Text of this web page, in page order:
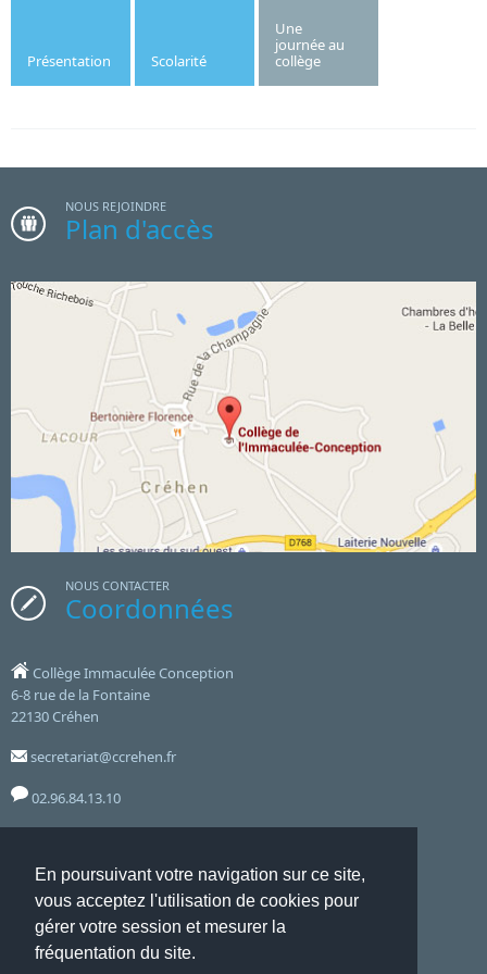
En poursuivant votre navigation sur ce site,
vous acceptez l'utilisation de cookies pour
gérer votre session et mesurer la
fréquentation du site.
Présentation Scolarité
Une
journée au
collège
NOUS REJOINDRE
Plan d'accès
NOUS CONTACTER
Coordonnées
Collège Immaculée Conception
6-8 rue de la Fontaine
22130 Créhen
secretariat@ccrehen.fr
02.96.84.13.10
8hoo 12hoo - 14hoo 17hoo - Lundi, Mardi, Jeudi, Vendredi
et le mercredi de 8hoo à 12hoo